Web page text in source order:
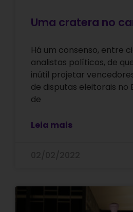
Uma cratera no
Há um consenso, entre
analistas políticos, de
inútil projetar
de disputas eleitorais no
de
Leia mais